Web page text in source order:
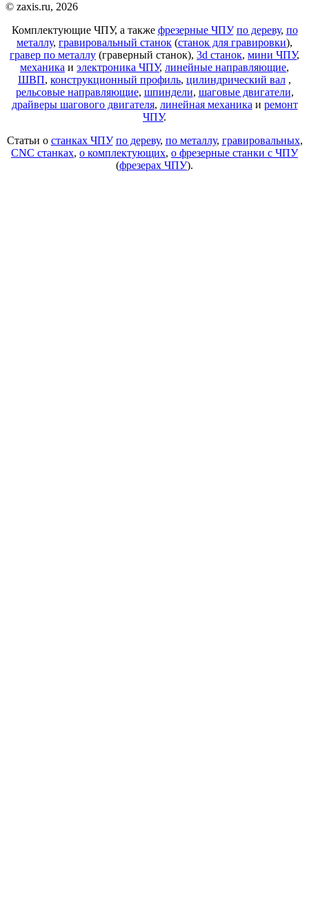
© zaxis.ru, 2026
Комплектующие ЧПУ, а также фрезерные ЧПУ по дереву, по
металлу, гравировальный станок (станок для гравировки),
гравер по металлу (граверный станок), 3d станок, мини ЧПУ,
механика и электроника ЧПУ, линейные направляющие,
ШВП, конструкционный профиль, цилиндрический вал ,
рельсовые направляющие, шпиндели, шаговые двигатели,
драйверы шагового двигателя, линейная механика и ремонт
ЧПУ.
Статьи о станках ЧПУ по дереву, по металлу, гравировальных,
CNC станках, о комплектующих, о фрезерные станки с ЧПУ
(фрезерах ЧПУ).